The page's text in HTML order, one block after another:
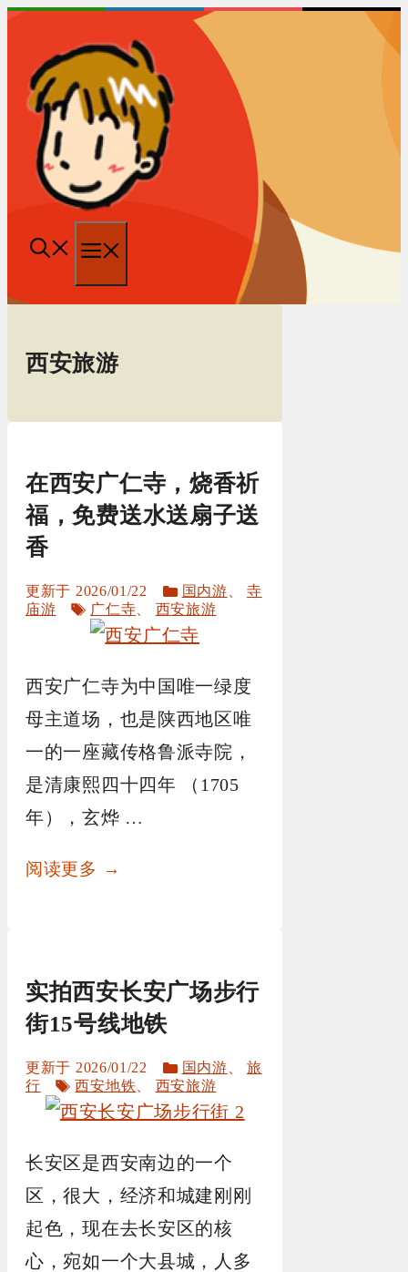
跳
单
西安旅游
在西安广仁寺，烧香祈
福，免费送水送扇子送
香
2026/01/22
分
类
国内游 、寺
庙游
标
签
广仁寺 西安旅游
西安广仁寺为中国唯一绿度
母主道场，也是陕西地区唯
一的一座藏传格鲁派寺院，
是清康熙四十四年 （1705
年），玄烨 …
阅读更多 →
实拍西安长安广场步行
街15号线地铁
2026/01/22
分
类
国内游 、旅
行
标
签
西安地铁 西安旅游
长安区是西安南边的一个
区，很大，经济和城建刚刚
起色，现在去长安区的核
心，宛如一个大县城，人多